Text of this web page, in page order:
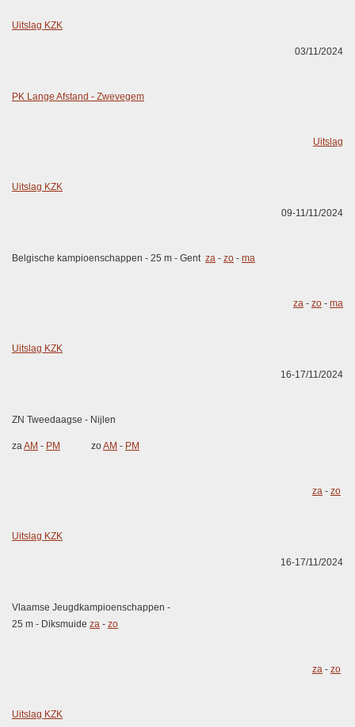
Uitslag KZK
03/11/2024
PK Lange Afstand - Zwevegem
Uitslag
Uitslag KZK
09-11/11/2024
Belgische kampioenschappen - 25 m - Gent za - zo - ma
za - zo - ma
Uitslag KZK
16-17/11/2024
ZN Tweedaagse - Nijlen
zaAM - PM zoAM - PM
za - zo
Uitslag KZK
16-17/11/2024
Vlaamse Jeugdkampioenschappen -
25 m - Diksmuide za - zo
za - zo
Uitslag KZK